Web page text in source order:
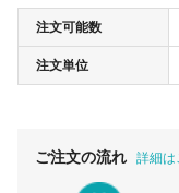
20 個
30 個
注文可能数
注文単位
ご注文の流れ 詳細は